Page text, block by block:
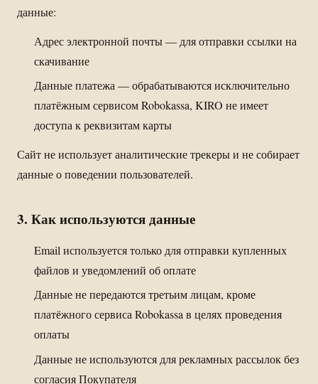
данные:
Адрес электронной почты — для отправки ссылки на
скачивание
Данные платежа — обрабатываются исключительно
платёжным сервисом Robokassa, KIRO не имеет
доступа к реквизитам карты
Сайт не использует аналитические трекеры и не собирает
данные о поведении пользователей.
3. Как используются данные
Email используется только для отправки купленных
файлов и уведомлений об оплате
Данные не передаются третьим лицам, кроме
платёжного сервиса Robokassa в целях проведения
оплаты
Данные не используются для рекламных рассылок без
согласия Покупателя